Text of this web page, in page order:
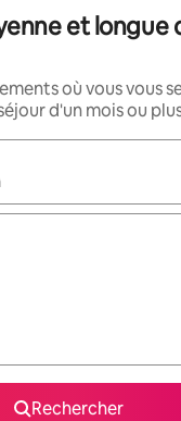
et longue
où vous vous
d'un mois ou
s'affichent, utilisez les
Rechercher